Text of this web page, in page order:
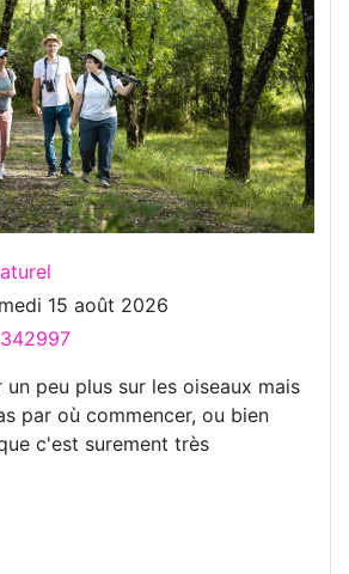
15 août 2026
un peu plus sur les oiseaux mais
par où commencer, ou bien
c'est surement très